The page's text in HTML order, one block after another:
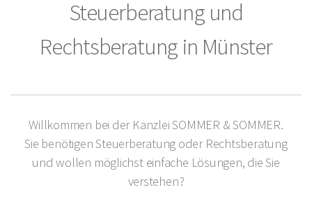
Steuerberatung und
Rechtsberatung in Münster
Willkommen bei der KanzleiSOMMER & SOMMER.
Sie benötigen Steuerberatung oder Rechtsberatung
und wollen möglichst einfache Lösungen, die Sie
verstehen?